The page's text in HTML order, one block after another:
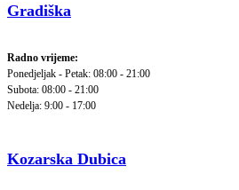
Gradiška
Radno vrijeme:
Ponedjeljak - Petak: 08:00 - 21:00
Subota: 08:00 - 21:00
Nedelja: 9:00 - 17:00
Kozarska Dubica